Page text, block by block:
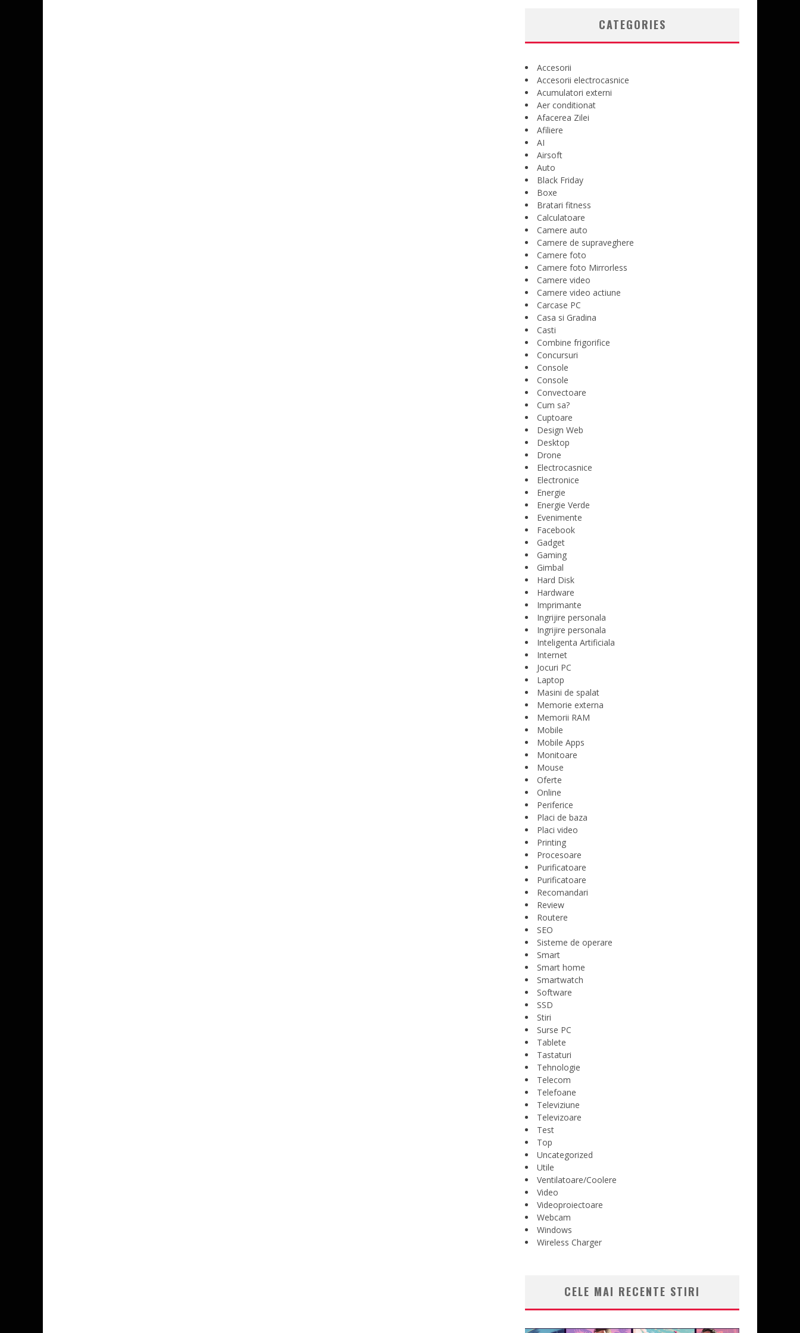
CATEGORIES
Accesorii
Accesorii electrocasnice
Acumulatori externi
Aer conditionat
Afacerea Zilei
Afiliere
AI
Airsoft
Auto
Black Friday
Boxe
Bratari fitness
Calculatoare
Camere auto
Camere de supraveghere
Camere foto
Camere foto Mirrorless
Camere video
Camere video actiune
Carcase PC
Casa si Gradina
Casti
Combine frigorifice
Concursuri
Console
Console
Convectoare
Cum sa?
Cuptoare
Design Web
Desktop
Drone
Electrocasnice
Electronice
Energie
Energie Verde
Evenimente
Facebook
Gadget
Gaming
Gimbal
Hard Disk
Hardware
Imprimante
Ingrijire personala
Ingrijire personala
Inteligenta Artificiala
Internet
Jocuri PC
Laptop
Masini de spalat
Memorie externa
Memorii RAM
Mobile
Mobile Apps
Monitoare
Mouse
Oferte
Online
Periferice
Placi de baza
Placi video
Printing
Procesoare
Purificatoare
Purificatoare
Recomandari
Review
Routere
SEO
Sisteme de operare
Smart
Smart home
Smartwatch
Software
SSD
Stiri
Surse PC
Tablete
Tastaturi
Tehnologie
Telecom
Telefoane
Televiziune
Televizoare
Test
Top
Uncategorized
Utile
Ventilatoare/Coolere
Video
Videoproiectoare
Webcam
Windows
Wireless Charger
CELE MAI RECENTE STIRI